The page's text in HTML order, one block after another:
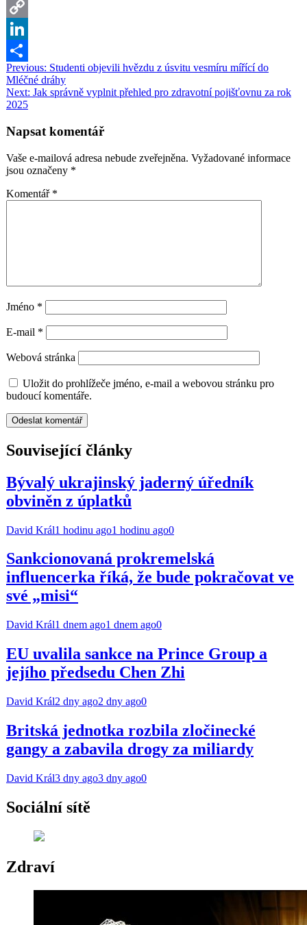
Google
Translate
Copy
Link
LinkedIn
Share
Navigace
pro
příspěvek
Previous: Studenti objevili hvězdu z úsvitu vesmíru mířící do
Mléčné dráhy
Next: Jak správně vyplnit přehled pro zdravotní pojišťovnu za rok
2025
Napsat komentář
Vaše e-mailová adresa nebude zveřejněna. Vyžadované informace
jsou označeny *
Komentář *
Jméno *
E-mail *
Webová stránka
Uložit do prohlížeče jméno, e-mail a webovou stránku pro
budoucí komentáře.
Související články
Bývalý ukrajinský jaderný úředník
obviněn z úplatků
David Král1 hodinu ago1 hodinu ago0
Sankcionovaná prokremelská
influencerka říká, že bude pokračovat ve
své „misi“
David Král1 dnem ago1 dnem ago0
EU uvalila sankce na Prince Group a
jejího předsedu Chen Zhi
David Král2 dny ago2 dny ago0
Britská jednotka rozbila zločinecké
gangy a zabavila drogy za miliardy
David Král3 dny ago3 dny ago0
Sociální sítě
Zdraví